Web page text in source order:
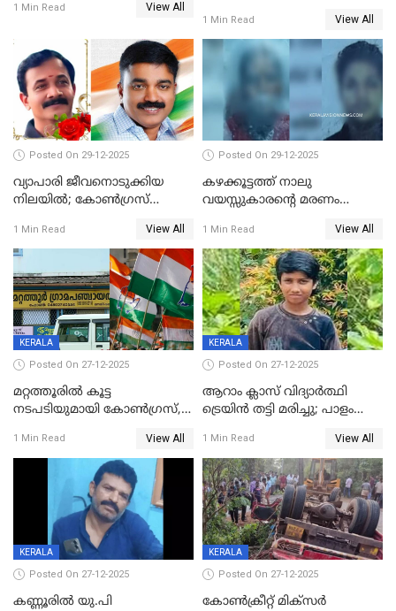
1 Min Read View All
പിഴ
1 Min Read View All
Posted On 29-12-2025
വ്യാപാരി ജീവനൊടുക്കിയ
നിലയില്‍; കോണ്‍ഗ്രസ്
മാനസികപീഡനമെന്ന് കുറിപ്പ്
1 Min Read View All
Posted On 29-12-2025
കഴക്കൂട്ടത്ത് നാലു
വയസ്സുകാരന്റെ മരണം
സുഹൃത്തും പൊലീസ്
കസ്റ്റഡിയിൽ
1 Min Read View All
KERALA
Posted On 27-12-2025
മറ്റത്തൂരിൽ കൂട്ട
നടപടിയുമായി കോണ്‍ഗ്രസ്,
എട്ട് പേര്‍ ഉള്‍പ്പെടെ
പത്തുപേരെ പുറത്താക്കി,
ചൊവ്വന്നൂരിലും നടപടി
1 Min Read View All
KERALA
Posted On 27-12-2025
ആറാം ക്ലാസ് വിദ്യാർത്ഥി
ട്രെയിൻ തട്ടി മരിച്ചു; പാളം
അപകടം മലപ്പുറത്ത്
1 Min Read View All
KERALA
Posted On 27-12-2025
കണ്ണൂരിൽ യു.പി
KERALA
Posted On 27-12-2025
കോണ്‍ക്രീറ്റ് മിക്‌സര്‍